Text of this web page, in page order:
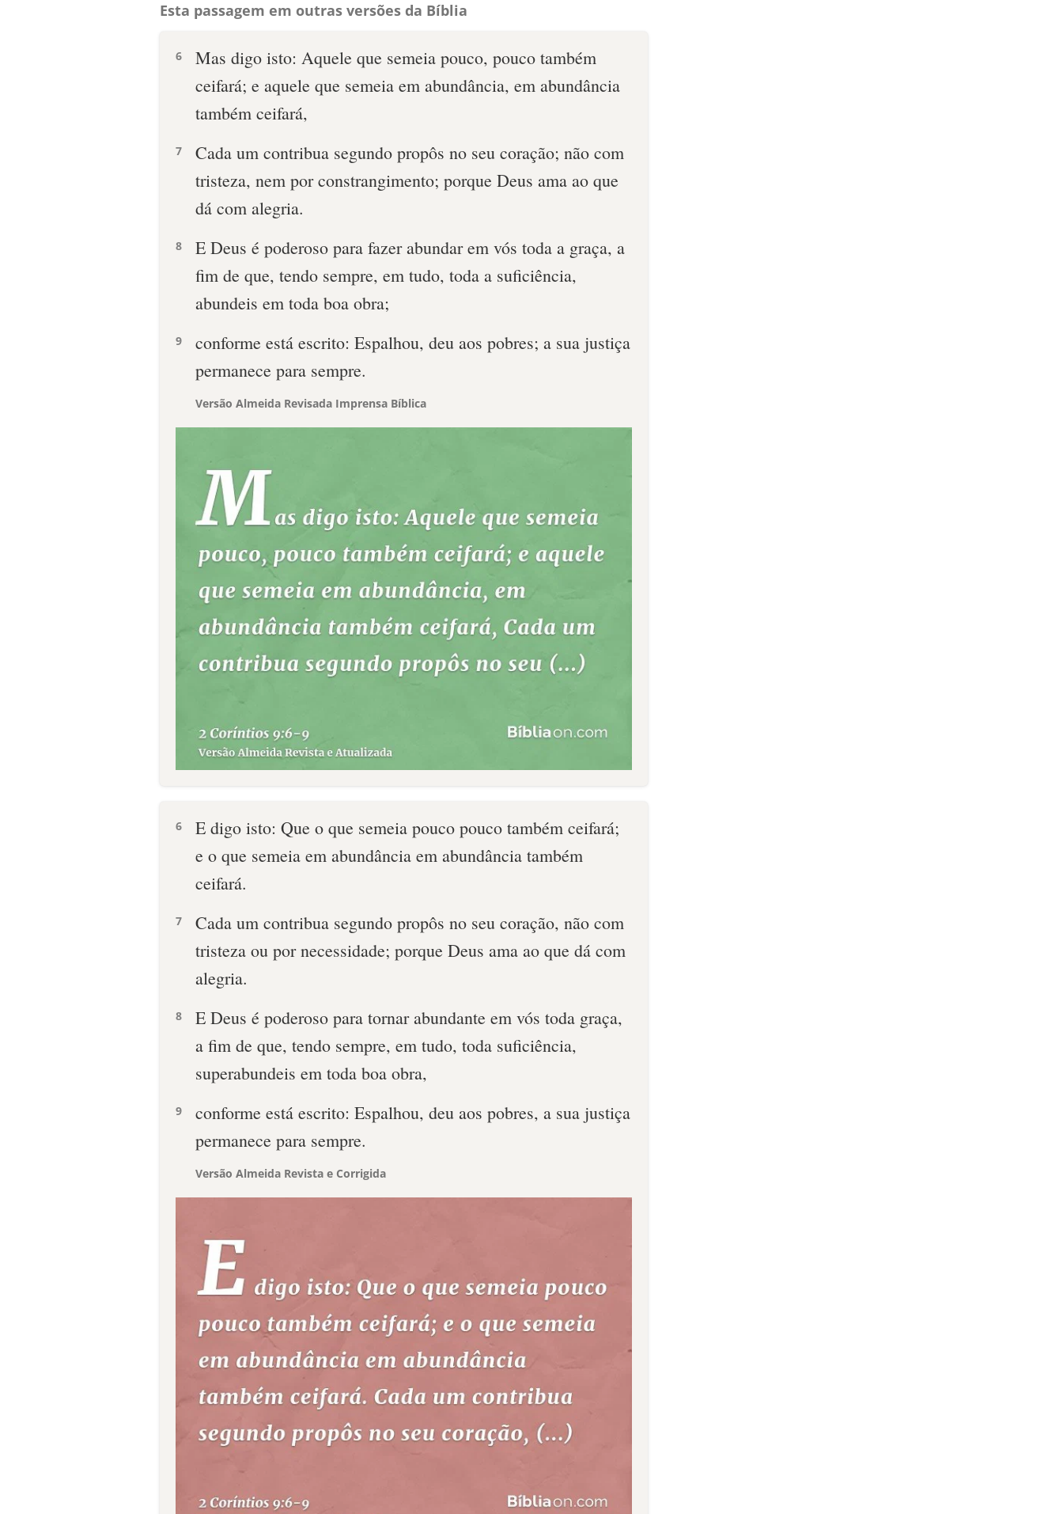
Esta passagem em outras versões da Bíblia
6
Mas digo isto: Aquele que semeia pouco, pouco também
ceifará; e aquele que semeia em abundância, em abundância
também ceifará,
7
Cada um contribua segundo propôs no seu coração; não com
tristeza, nem por constrangimento; porque Deus ama ao que
dá com alegria.
8
E Deus é poderoso para fazer abundar em vós toda a graça, a
fim de que, tendo sempre, em tudo, toda a suficiência,
abundeis em toda boa obra;
9
conforme está escrito: Espalhou, deu aos pobres; a sua justiça
permanece para sempre.
Versão Almeida Revisada Imprensa Bíblica
6
E digo isto: Que o que semeia pouco pouco também ceifará;
e o que semeia em abundância em abundância também
ceifará.
7
Cada um contribua segundo propôs no seu coração, não com
tristeza ou por necessidade; porque Deus ama ao que dá com
alegria.
8
E Deus é poderoso para tornar abundante em vós toda graça,
a fim de que, tendo sempre, em tudo, toda suficiência,
superabundeis em toda boa obra,
9
conforme está escrito: Espalhou, deu aos pobres, a sua justiça
permanece para sempre.
Versão Almeida Revista e Corrigida